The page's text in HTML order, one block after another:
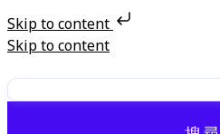
Skip to content
Skip to content